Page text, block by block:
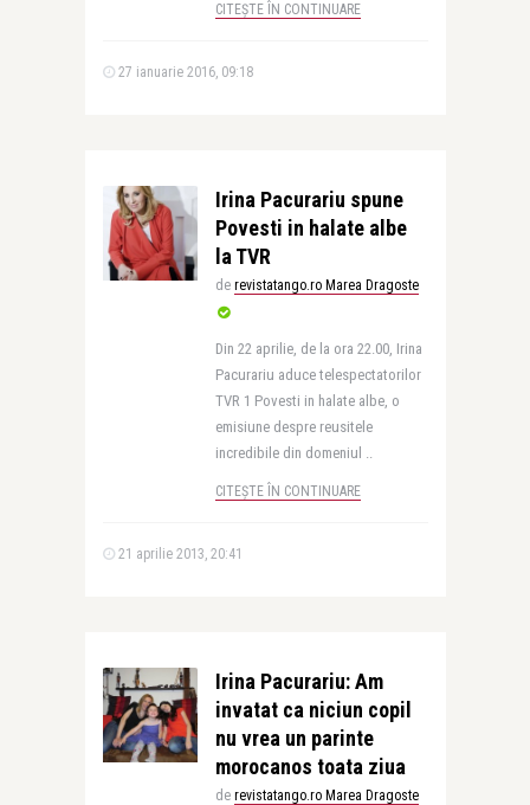
CITEȘTE ÎN CONTINUARE
27 ianuarie 2016, 09:18
Irina Pacurariu spune
Povesti in halate albe
la TVR
de revistatango.ro Marea Dragoste
Din 22 aprilie, de la ora 22.00, Irina
Pacurariu aduce telespectatorilor
TVR 1 Povesti in halate albe, o
emisiune despre reusitele
incredibile din domeniul ..
CITEȘTE ÎN CONTINUARE
21 aprilie 2013, 20:41
Irina Pacurariu: Am
invatat ca niciun copil
nu vrea un parinte
morocanos toata ziua
de revistatango.ro Marea Dragoste